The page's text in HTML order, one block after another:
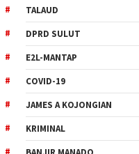
TALAUD
DPRD SULUT
E2L-MANTAP
COVID-19
JAMES A KOJONGIAN
KRIMINAL